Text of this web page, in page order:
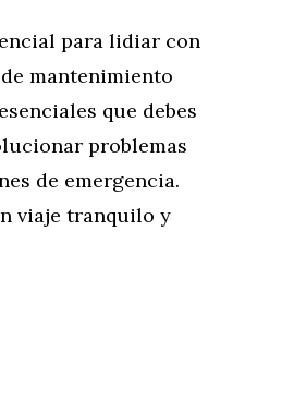
para lidiar con
mantenimiento
que debes
problemas
de emergencia.
viaje tranquilo y